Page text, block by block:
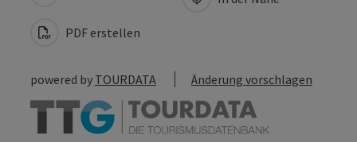
PDF erstellen
powered by TOURDATA Änderung vorschlagen